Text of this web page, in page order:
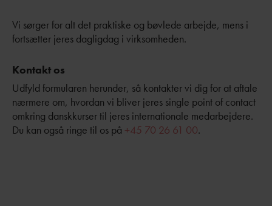
Vi sørger for alt det praktiske og bøvlede arbejde, mens i
fortsætter jeres dagligdag i virksomheden.
Kontakt os
Udfyld formularen herunder, så kontakter vi dig for at aftale
nærmere om, hvordan vi bliver jeres single point of contact
omkring danskkurser til jeres internationale medarbejdere.
Du kan også ringe til os på +45 70 26 61 00.